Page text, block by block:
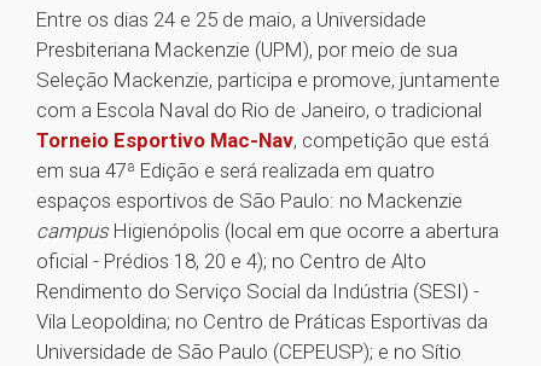
Entre os dias 24 e 25 de maio, a Universidade
Presbiteriana Mackenzie (UPM), por meio de sua
Seleção Mackenzie, participa e promove, juntamente
com a Escola Naval do Rio de Janeiro, o tradicional
Torneio Esportivo Mac-Nav, competição que está
em sua 47ª Edição e será realizada em quatro
espaços esportivos de São Paulo: no Mackenzie
campus Higienópolis (local em que ocorre a abertura
oficial - Prédios 18, 20 e 4); no Centro de Alto
Rendimento do Serviço Social da Indústria (SESI) -
Vila Leopoldina; no Centro de Práticas Esportivas da
Universidade de São Paulo (CEPEUSP); e no Sítio